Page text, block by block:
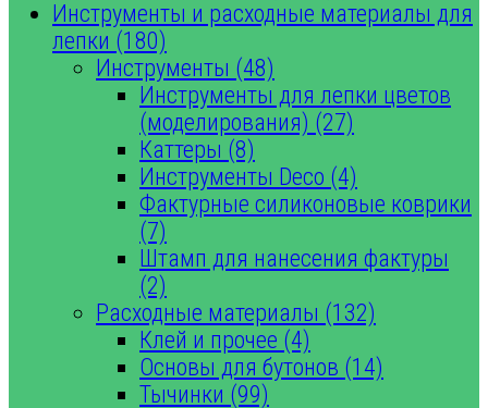
Инструменты и расходные материалы для
лепки (180)
Инструменты (48)
Инструменты для лепки цветов
(моделирования) (27)
Каттеры (8)
Инструменты Deco (4)
Фактурные силиконовые коврики
(7)
Штамп для нанесения фактуры
(2)
Расходные материалы (132)
Клей и прочее (4)
Основы для бутонов (14)
Тычинки (99)